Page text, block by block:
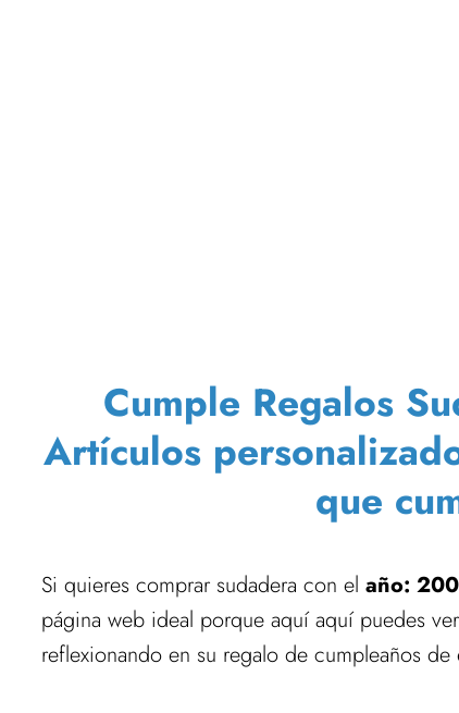
Cumple Regalos
Artículos
que
Si quieres comprar sudadera con el año:
página web ideal porque aquí aquí puedes
reflexionando en su regalo de cumpleaños